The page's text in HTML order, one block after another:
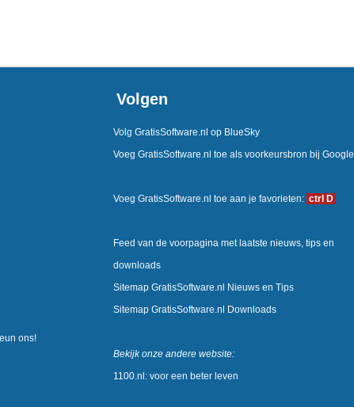
ons!
Volgen
Volg GratisSoftware.nl op BlueSky
Voeg GratisSoftware.nl toe als voorkeursbron bij Google
Voeg GratisSoftware.nl toe aan je favorieten: ctrl D
Feed van de voorpagina met laatste nieuws, tips en
downloads
Sitemap GratisSoftware.nl Nieuws en Tips
Sitemap GratisSoftware.nl Downloads
Bekijk onze andere website:
1100.nl: voor een beter leven